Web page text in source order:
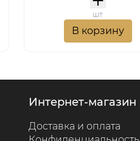
шт
В корзину
интернет-магазин
Доставка и оплата